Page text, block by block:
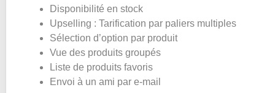
Disponibilité en stock
Upselling : Tarification par paliers multiples
Sélection d’option par produit
Vue des produits groupés
Liste de produits favoris
Envoi à un ami par e-mail